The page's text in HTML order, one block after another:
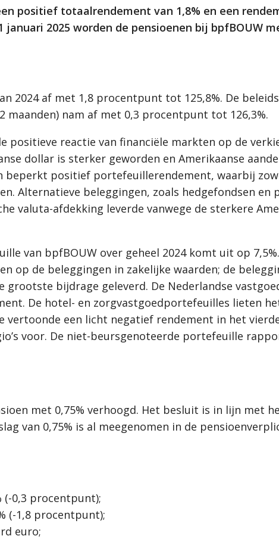
positief totaalrendement van 1,8% en een
2025 worden de pensioenen bij bpfBOUW
2024 af met 1,8 procentpunt tot 125,8%. De
maanden) nam af met 0,3 procentpunt tot 126,3%.
positieve reactie van financiële markten op de
dollar is sterker geworden en Amerikaanse
beperkt positief portefeuillerendement, waarbij
Alternatieve beleggingen, zoals hedgefondsen en
valuta-afdekking leverde vanwege de sterkere
van bpfBOUW over geheel 2024 komt uit op
op de beleggingen in zakelijke waarden; de
bijdrage geleverd. De Nederlandse
De hotel- en zorgvastgoedportefeuilles lieten
een licht negatief rendement in het
voor. De niet-beursgenoteerde portefeuille
met 0,75% verhoogd. Het besluit is in lijn met
van 0,75% is al meegenomen in de
(-0,3 procentpunt);
(-1,8 procentpunt);
euro;